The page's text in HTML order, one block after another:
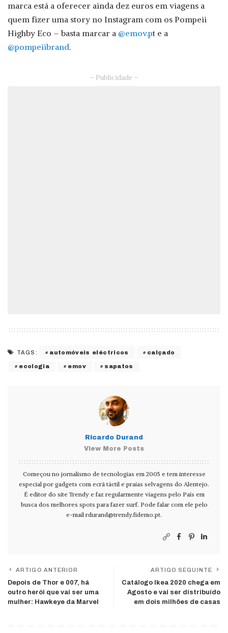
marca está a oferecer ainda dez euros em viagens a
quem fizer uma story no Instagram com os Pompeii
Highby Eco – basta marcar a @emov.pt e a
@pompeiibrand.
– Publicidade –
TAGS: automóveis eléctricos calçado
ecologia emov sapatos
Ricardo Durand
View More Posts
Começou no jornalismo de tecnologias em 2005 e tem interesse
especial por gadgets com ecrã táctil e praias selvagens do Alentejo.
É editor do site Trendy e faz regularmente viagens pelo País em
busca dos melhores spots para fazer surf. Pode falar com ele pelo
e-mail rdurand@trendy.fidemo.pt.
ARTIGO ANTERIOR
Depois de Thor e 007, há
outro herói que vai ser uma
mulher: Hawkeye da Marvel
ARTIGO SEGUINTE
Catálogo Ikea 2020 chega em
Agosto e vai ser distribuído
em dois milhões de casas